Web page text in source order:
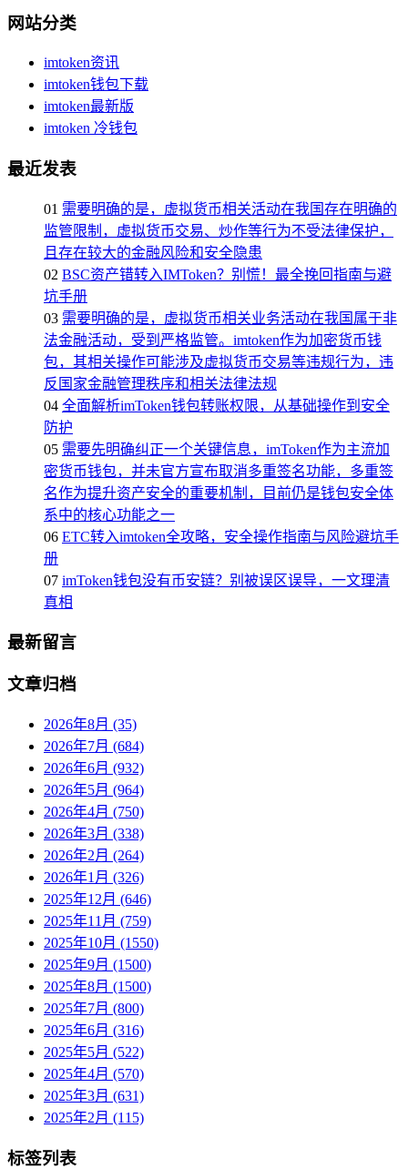
网站分类
imtoken资讯
imtoken钱包下载
imtoken最新版
imtoken 冷钱包
最近发表
01 需要明确的是，虚拟货币相关活动在我国存在明确的
监管限制，虚拟货币交易、炒作等行为不受法律保护，
且存在较大的金融风险和安全隐患
02 BSC资产错转入IMToken？别慌！最全挽回指南与避
坑手册
03 需要明确的是，虚拟货币相关业务活动在我国属于非
法金融活动，受到严格监管。imtoken作为加密货币钱
包，其相关操作可能涉及虚拟货币交易等违规行为，违
反国家金融管理秩序和相关法律法规
04 全面解析imToken钱包转账权限，从基础操作到安全
防护
05 需要先明确纠正一个关键信息，imToken作为主流加
密货币钱包，并未官方宣布取消多重签名功能，多重签
名作为提升资产安全的重要机制，目前仍是钱包安全体
系中的核心功能之一
06 ETC转入imtoken全攻略，安全操作指南与风险避坑手
册
07 imToken钱包没有币安链？别被误区误导，一文理清
真相
最新留言
文章归档
2026年8月 (35)
2026年7月 (684)
2026年6月 (932)
2026年5月 (964)
2026年4月 (750)
2026年3月 (338)
2026年2月 (264)
2026年1月 (326)
2025年12月 (646)
2025年11月 (759)
2025年10月 (1550)
2025年9月 (1500)
2025年8月 (1500)
2025年7月 (800)
2025年6月 (316)
2025年5月 (522)
2025年4月 (570)
2025年3月 (631)
2025年2月 (115)
标签列表